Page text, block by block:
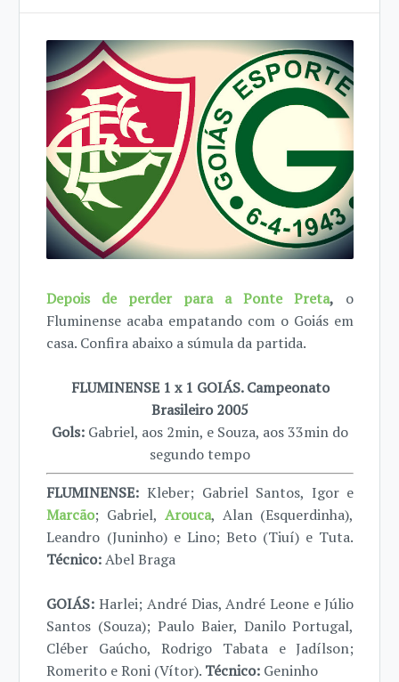
Depois de perder para a Ponte Preta, o
Fluminense acaba empatando com o Goiás em
casa. Confira abaixo a súmula da partida.
FLUMINENSE 1 x 1 GOIÁS. Campeonato
Brasileiro 2005
Gols: Gabriel, aos 2min, e Souza, aos 33min do
segundo tempo
FLUMINENSE: Kleber; Gabriel Santos, Igor e
Marcão; Gabriel, Arouca, Alan (Esquerdinha),
Leandro (Juninho) e Lino; Beto (Tiuí) e Tuta.
Técnico:Abel Braga
GOIÁS: Harlei; André Dias, André Leone e Júlio
Santos (Souza); Paulo Baier, Danilo Portugal,
Cléber Gaúcho, Rodrigo Tabata e Jadílson;
Romerito e Roni (Vítor). Técnico: Geninho